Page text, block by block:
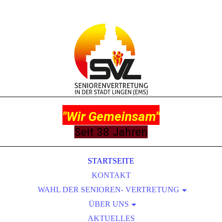
"Wir Gemeinsam"
Seit 38 Jahren
STARTSEITE
KONTAKT
WAHL DER SENIOREN- VERTRETUNG
ZEITSCHIENE ZUR WAHL
INFORMATIONEN ZUR WAHL 1
ÜBER UNS
LEITBILD
AKTUELLES